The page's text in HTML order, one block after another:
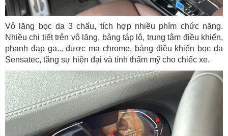
Vô lăng bọc da 3 chấu, tích hợp nhiều phím chức năng.
Nhiều chi tiết trên vô lăng, bảng táp lô, trung tâm điều khiển,
phanh đạp ga... được mạ chrome, bảng điều khiển bọc da
Sensatec, tăng sự hiện đại và tính thẩm mỹ cho chiếc xe.